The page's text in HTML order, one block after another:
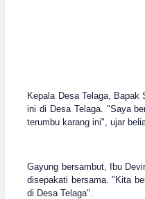
Kepala Desa Telaga, Bapak
ini di Desa Telaga. "Saya
terumbu karang ini", ujar
Gayung bersambut, Ibu
disepakati bersama. "Kita
di Desa Telaga".